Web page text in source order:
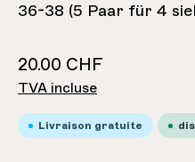
36-38 (5 Paar für 4
20.00 CHF
TVA incluse
Livraison gratuite